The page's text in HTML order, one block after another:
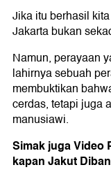
Jika itu berhasil
Jakarta bukan
Namun, perayaan
lahirnya sebuah
membuktikan
cerdas, tetapi juga
manusiawi.
Simak juga Video
kapan Jakut